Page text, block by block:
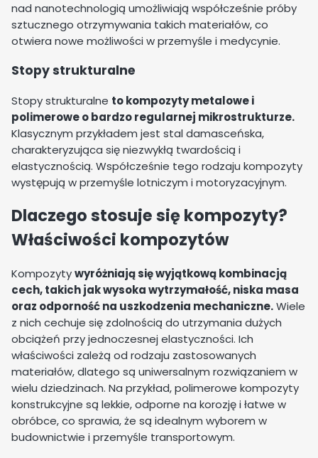
nad nanotechnologią umożliwiają współcześnie próby
sztucznego otrzymywania takich materiałów, co
otwiera nowe możliwości w przemyśle i medycynie.
Stopy strukturalne
Stopy strukturalne to kompozyty metalowe i
polimerowe o bardzo regularnej mikrostrukturze.
Klasycznym przykładem jest stal damasceńska,
charakteryzująca się niezwykłą twardością i
elastycznością. Współcześnie tego rodzaju kompozyty
występują w przemyśle lotniczym i motoryzacyjnym.
Dlaczego stosuje się kompozyty?
Właściwości kompozytów
Kompozytywyróżniają się wyjątkową kombinacją
cech, takich jak wysoka wytrzymałość, niska masa
oraz odporność na uszkodzenia mechaniczne.Wiele
z nich cechuje się zdolnością do utrzymania dużych
obciążeń przy jednoczesnej elastyczności. Ich
właściwości zależą od rodzaju zastosowanych
materiałów, dlatego są uniwersalnym rozwiązaniem w
wielu dziedzinach. Na przykład, polimerowe kompozyty
konstrukcyjne są lekkie, odporne na korozję i łatwe w
obróbce, co sprawia, że są idealnym wyborem w
budownictwie i przemyśle transportowym.